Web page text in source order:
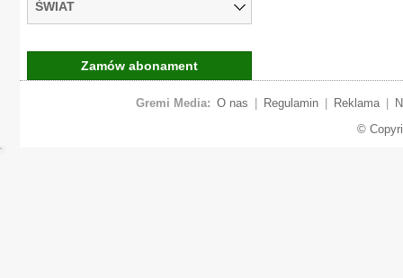
ŚWIAT
Zamów abonament
Gremi Media: O nas Regulamin Reklama
©